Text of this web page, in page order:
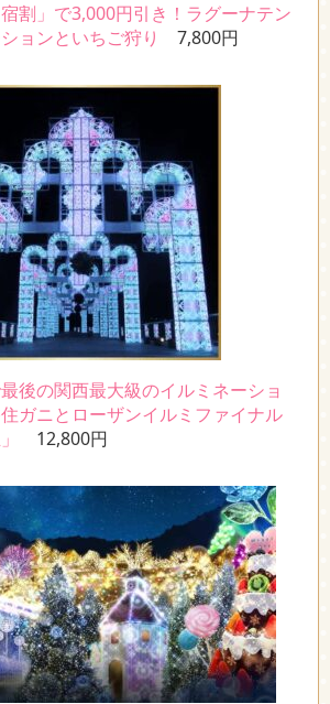
宿割」で3,000円引き！ラグーナテン
ョンといちご狩り
7,800円
後の関西最大級のイルミネーショ
ガニとローザンイルミファイナル
12,800円